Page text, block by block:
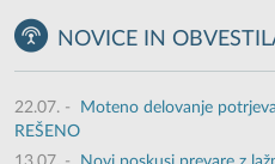
NOVICE IN
22.07. -
Moteno delovanje
REŠENO